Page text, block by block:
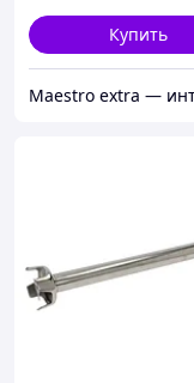
Купить